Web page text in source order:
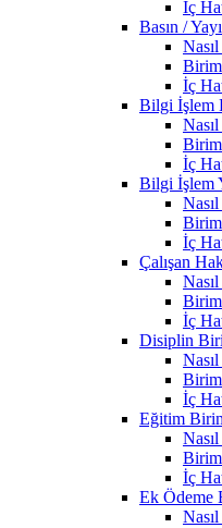
İç
Basın /
Birim
İç
Bilgi İşlem
Birim
İç
Bilgi İşlem
Birim
İç
Çalışan
Birim
İç
Disiplin
Birim
İç
Eğitim
Birim
İç
Ek Ödeme